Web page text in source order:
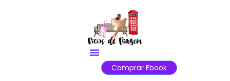
Comprar Ebook